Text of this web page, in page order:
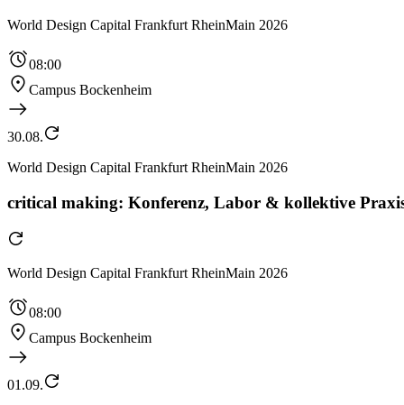
World Design Capital Frankfurt RheinMain 2026
08:00
Campus Bockenheim
30.08.
World Design Capital Frankfurt RheinMain 2026
critical making: Konferenz, Labor & kollektive
World Design Capital Frankfurt RheinMain 2026
08:00
Campus Bockenheim
01.09.